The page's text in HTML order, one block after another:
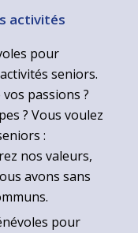
activités
pour
seniors.
passions ?
? Vous voulez
:
nos valeurs,
avons sans
pour